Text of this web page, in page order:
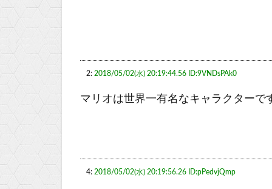
2: 2018/05/02(水) 20:19:44.56 ID:9VNDsPAk0
マリオは世界一有名なキャラクターで
4: 2018/05/02(水) 20:19:56.26 ID:pPedvjQmp